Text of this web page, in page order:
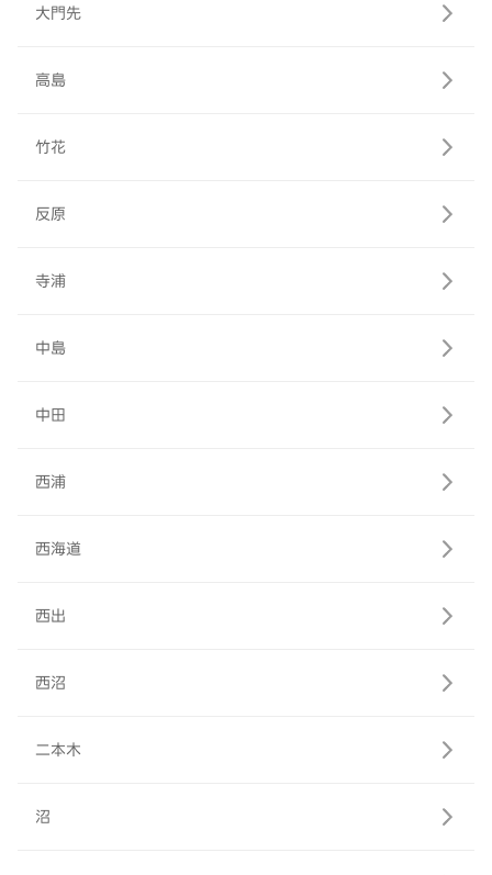
大門先
高島
竹花
反原
寺浦
中島
中田
西浦
西海道
西出
西沼
二本木
沼